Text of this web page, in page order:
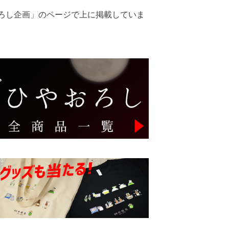
企画」のページで上に掲載していま